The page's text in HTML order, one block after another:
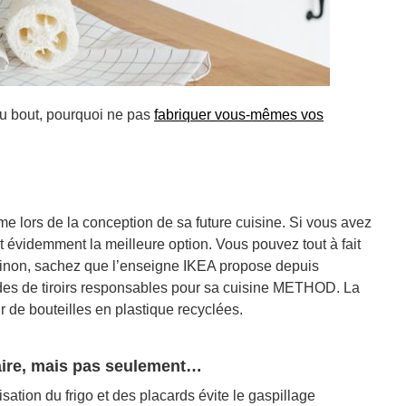
bout, pourquoi ne pas fabriquer vous-mêmes vos
lors de la conception de sa future cuisine. Si vous avez
la meilleure option. Vous pouvez tout à fait
sachez que l’enseigne IKEA propose depuis
de tiroirs responsables pour sa cuisine METHOD. La
de bouteilles en plastique recyclées.
mais pas seulement…
du frigo et des placards évite le gaspillage